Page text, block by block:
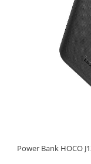
Power Bank HOCO